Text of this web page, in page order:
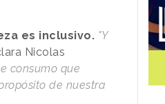
es inclusivo. "Y
Nicolas
consumo que
de nuestra